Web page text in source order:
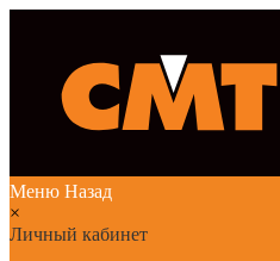
Меню Назад
×
Личный кабинет